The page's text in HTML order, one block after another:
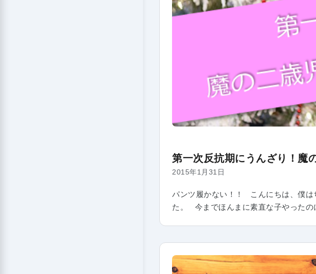
第一次反抗期にうんざり！魔
2015年1月31日
パンツ履かない！！ こんにちは、僕
た。 今までほんまに素直な子やった